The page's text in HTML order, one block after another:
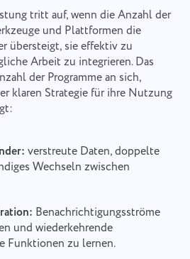
tritt auf, wenn die Anzahl der
und Plattformen die
übersteigt, sie effektiv zu
Arbeit zu integrieren. Das
der Programme an sich,
klaren Strategie für ihre Nutzung
verstreute Daten, doppelte
Wechseln zwischen
Benachrichtigungsströme
und wiederkehrende
Funktionen zu lernen.